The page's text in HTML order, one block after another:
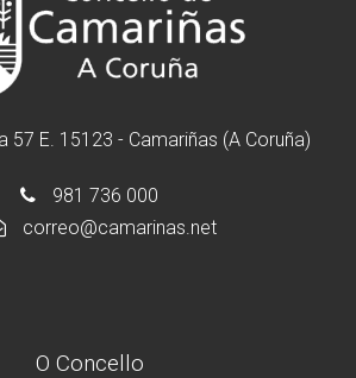
57 E. 15123 - Camariñas (A Coruña)
981 736 000
correo@camarinas.net
O Concello